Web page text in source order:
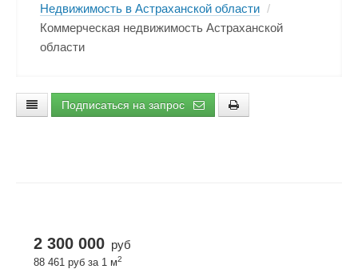
Недвижимость в Астраханской области /
Коммерческая недвижимость Астраханской
области
Подписаться на запрос
2 300 000 руб
88 461 руб за 1 м2